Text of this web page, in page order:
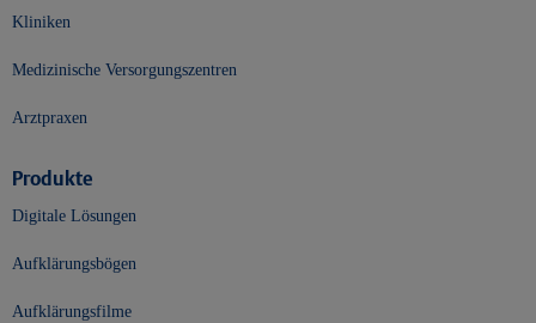
Kliniken
Medizinische Versorgungszentren
Arztpraxen
Produkte
Digitale Lösungen
Aufklärungsbögen
Aufklärungsfilme